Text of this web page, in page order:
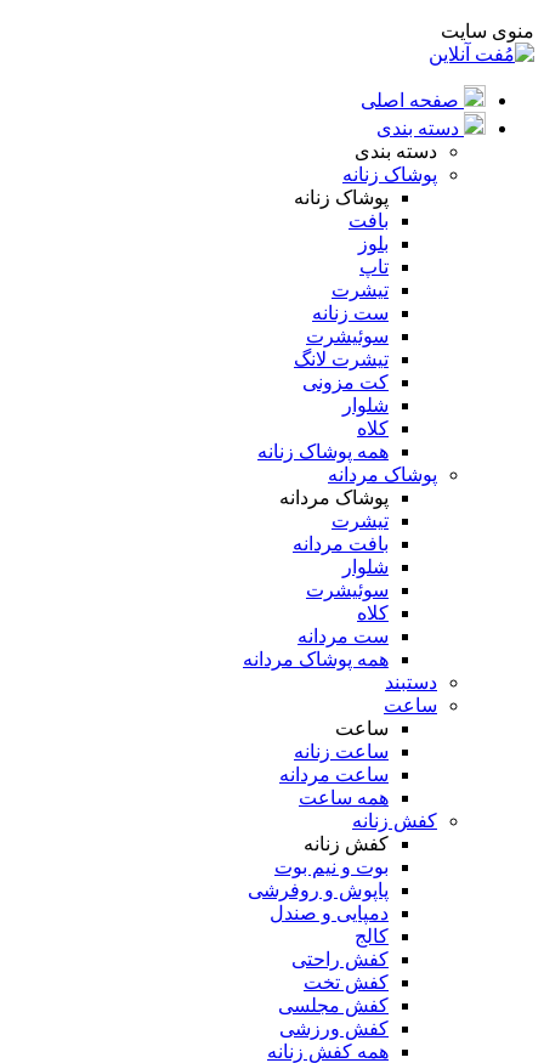
منوی سایت
صفحه اصلی
دسته بندی
دسته بندی
پوشاک زنانه
پوشاک زنانه
بافت
بلوز
تاپ
تیشرت
ست زنانه
سوئیشرت
تیشرت لانگ
کت مزونی
شلوار
کلاه
همه پوشاک زنانه
پوشاک مردانه
پوشاک مردانه
تیشرت
بافت مردانه
شلوار
سوئیشرت
کلاه
ست مردانه
همه پوشاک مردانه
دستبند
ساعت
ساعت
ساعت زنانه
ساعت مردانه
همه ساعت
کفش زنانه
کفش زنانه
بوت و نیم بوت
پاپوش و روفرشی
دمپایی و صندل
کالج
کفش راحتی
کفش تخت
کفش مجلسی
کفش ورزشی
همه کفش زنانه